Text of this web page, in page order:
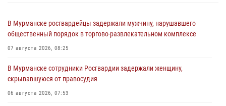
В Мурманске росгвардейцы задержали мужчину, нарушавшего
общественный порядок в торгово-развлекательном комплексе
07 августа 2026, 08:25
В Мурманске сотрудники Росгвардии задержали женщину,
скрывавшуюся от правосудия
06 августа 2026, 07:53